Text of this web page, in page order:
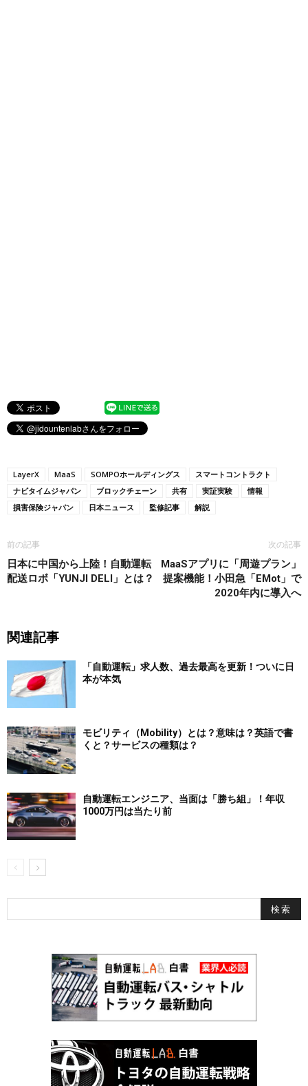
LayerX MaaS SOMPOホールディングス
スマートコントラクト
ナビタイムジャパン
ブロックチェーン 共有 実証実験
情報
損害保険ジャパン
日本ニュース 監修記事 解説
前の記事
日本に中国から上陸！自動運転
配送ロボ「YUNJI DELI」とは？
次の記事
MaaSアプリに「周遊プラン」
提案機能！小田急「EMot」で
2020年内に導入へ
関連記事
「自動運転」求人数、過去最高を更新！ついに日
本が本気
モビリティ（Mobility）とは？意味は？英語で書
くと？サービスの種類は？
自動運転エンジニア、当面は「勝ち組」！年収
1000万円は当たり前